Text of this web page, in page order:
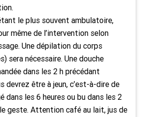
le plus souvent ambulatoire,
même de l’intervention selon
Une dépilation du corps
sera nécessaire. Une douche
dans les 2 h précédant
devrez être à jeun, c’est-à-dire de
dans les 6 heures ou bu dans les 2
geste. Attention café au lait, jus de